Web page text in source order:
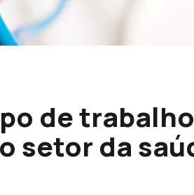
de
setor da